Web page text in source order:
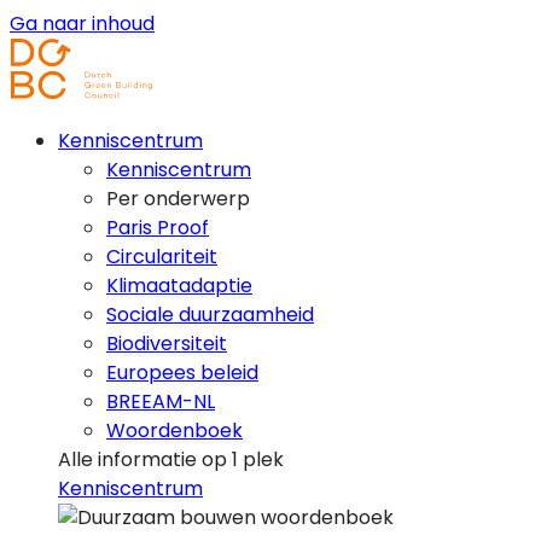
Ga naar inhoud
Kenniscentrum
Kenniscentrum
Per onderwerp
Paris Proof
Circulariteit
Klimaatadaptie
Sociale duurzaamheid
Biodiversiteit
Europees beleid
BREEAM-NL
Woordenboek
Alle informatie op 1 plek
Kenniscentrum